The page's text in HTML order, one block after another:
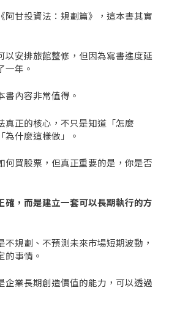
阿甘投資法：規劃篇》，這本書其實
以安排旅館整修，但因為寫書進度延
一年。
內容非常值得。
真正的核心，不只是知道「怎麼
什麼這樣做」。
何買股票，但真正重要的是，你是否
確，而是建立一套可以長期執行的方
規劃、不預測未來市場短期波動，
的事情。
企業長期創造價值的能力，可以透過